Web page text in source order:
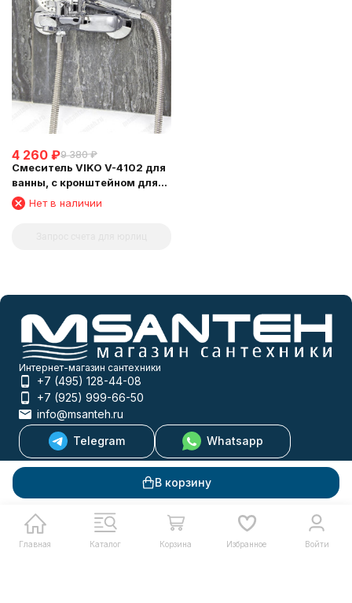
В корзину
4 260 ₽9 380 ₽
Смеситель VIKO V-4102 для
ванны, с кронштейном для
душевой лейки, Хром
Нет в наличии
Главная Каталог Корзина Избранное Войти
Интернет-магазин сантехники
+7 (495) 128-44-08
+7 (925) 999-66-50
info@msanteh.ru
Telegram
Whatsapp
Мы в соцсетях